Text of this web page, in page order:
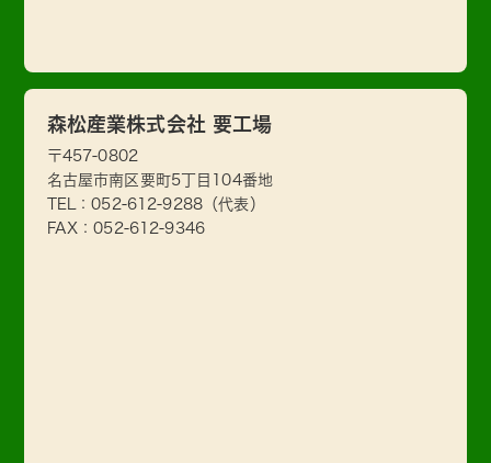
森松産業株式会社 要工場
〒457-0802
名古屋市南区要町5丁目104番地
TEL：052-612-9288 （代表）
FAX：052-612-9346